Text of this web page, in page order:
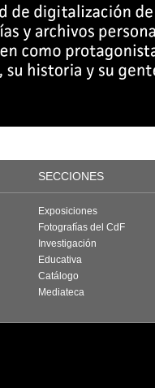
SECCIONES
Exposiciones
Fotografías del CdF
Investigación
Educativa
Catálogo
Mediateca